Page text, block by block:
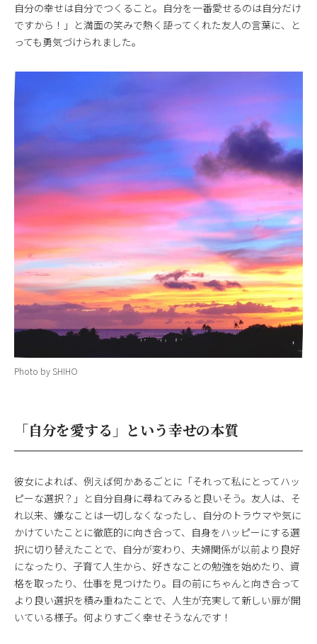
自分の幸せは自分でつくること。自分を一番愛せるのは自分だけ
ですから！」と満面の笑みで熱く語ってくれた友人の言葉に、と
っても勇気づけられました。
Photo by SHIHO
「自分を愛する」という幸せの本質
彼女によれば、例えば何かあるごとに「それって私にとってハッ
ピーな選択？」と自分自身に尋ねてみると良いそう。友人は、そ
れ以来、嫌なことは一切しなくなったし、自分のトラウマや気に
かけていたことに徹底的に向き合って、自身をハッピーにする選
択に切り替えたことで、自分が変わり、夫婦関係が以前より良好
になったり、子育て人生から、好きなことの勉強を始めたり、資
格を取ったり、仕事を見つけたり。目の前にちゃんと向き合って
より良い選択を積み重ねたことで、人生が充実して新しい扉が開
いている様子。何よりすごく幸せそうなんです！